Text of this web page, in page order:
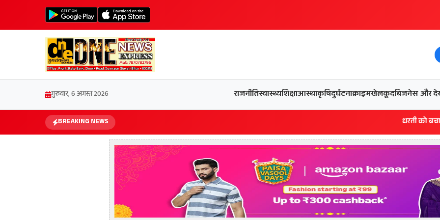
गुरुवार, 6 अगस्त 2026 राजनीतिस्वास्थ्यशिक्षाआस्थाकृषिदुर्घटनाक्राइमखेलकूदबिजनेस और
BREAKING NEWS धरती को बचाने एवं अंगदान